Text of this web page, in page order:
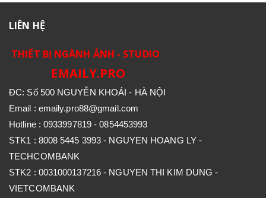
LIÊN HỆ
THIẾT BỊ NGÀNH ẢNH - STUDIO
EMAILY.PRO
ĐC: Số 500 NGUYỄN KHOÁI - HÀ NỘI
Email : emaily.pro88@gmail.com
Hotline : 0933997819 - 0854453993
STK1 : 8008 5445 3993 - NGUYEN HOANG LY -
TECHCOMBANK
STK2 : 0031000137216 - NGUYEN THI KIM DUNG -
VIETCOMBANK